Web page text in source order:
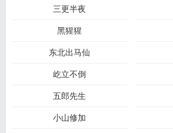
三更半夜
黑猩猩
东北出马仙​
屹立不倒
五郎先生
小山修加